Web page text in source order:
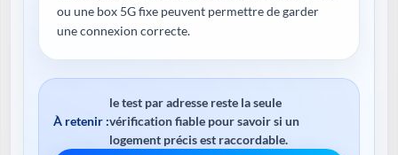
ou une box 5G fixe peuvent permettre de garder
une connexion correcte.
À retenir :
le test par adresse reste la seule
vérification fiable pour savoir si un
logement précis est raccordable.